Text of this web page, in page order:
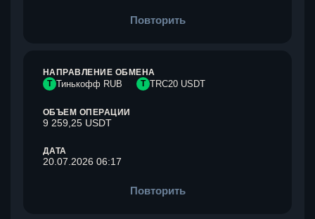
Повторить
НАПРАВЛЕНИЕ ОБМЕНА
Т Тинькофф RUB T TRC20 USDT
ОБЪЕМ ОПЕРАЦИИ
9 259,25 USDT
ДАТА
20.07.2026 06:17
Повторить